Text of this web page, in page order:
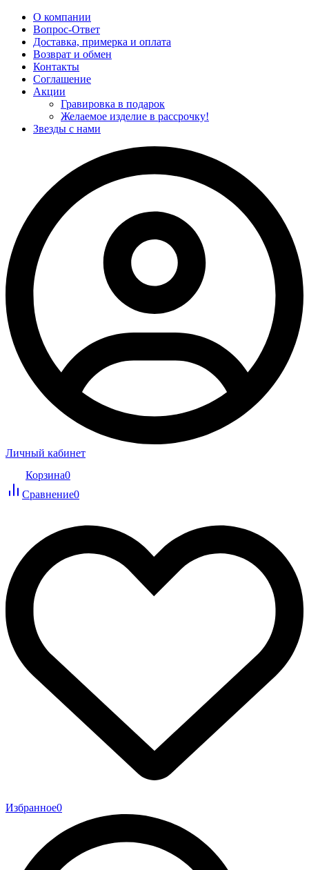
О компании
Вопрос-Ответ
Доставка, примерка и оплата
Возврат и обмен
Контакты
Соглашение
Акции
Гравировка в подарок
Желаемое изделие в рассрочку!
Звезды с нами
Личный кабинет
Корзина0
Сравнение0
Избранное0